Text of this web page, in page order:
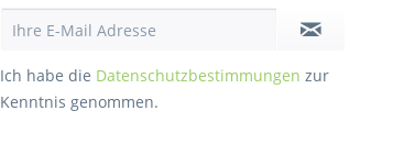
Ich habe die Datenschutzbestimmungen zur
Kenntnis genommen.